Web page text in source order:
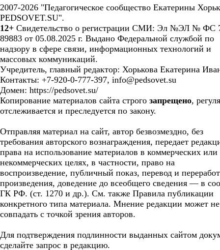
2007-2026 "Педагогическое сообщество Екатерины
PEDSOVET.SU".
12+ Свидетельство о регистрации СМИ: Эл №ЭЛ № ФС
89883 от 05.08.2025 г. Выдано Федеральной службой по
надзору в сфере связи, информационных технологий и
массовых коммуникаций.
Учредитель, главный редактор: Хорькова Екатерина
Контакты: +7-920-0-777-397, info@pedsovet.su
Домен: https://pedsovet.su/
Копирование материалов сайта строго запрещено,
отслеживается и преследуется по закону.
Отправляя материал на сайт, автор безвозмездно, без
требования авторского вознаграждения, передает
права на использование материалов в коммерческих или
некоммерческих целях, в частности, право на
воспроизведение, публичный показ, перевод и
произведения, доведение до всеобщего сведения — в
ГК РФ. (ст. 1270 и др.). См. также Правила публикации
конкретного типа материала. Мнение редакции может не
совпадать с точкой зрения авторов.
Для подтверждения подлинности выданных сайтом
сделайте запрос в редакцию.